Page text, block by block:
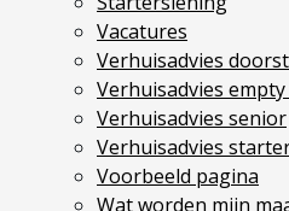
Vacatures
Verhuisadvies
Verhuisadvies
Verhuisadvies senior
Verhuisadvies
Voorbeeld pagina
Wat worden mijn